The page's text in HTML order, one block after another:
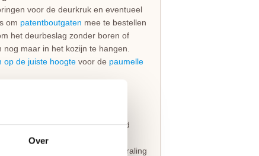
Over
voor de deurkruk en eventueel
om patentboutgaten mee te bestellen
het deurbeslag zonder boren of
maar in het kozijn te hangen.
op de juiste hoogte voor de paumelle
dikte van 39 mm en is standaard
is uitgevoerd met opliggende
De moderne uitstraling